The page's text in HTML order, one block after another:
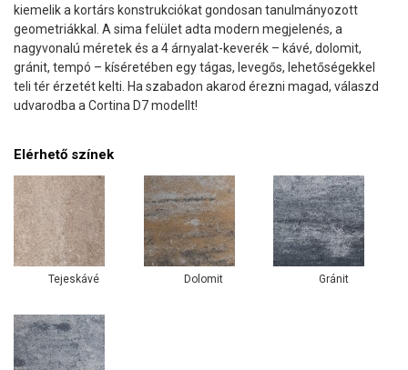
kiemelik a kortárs konstrukciókat gondosan tanulmányozott
geometriákkal. A sima felület adta modern megjelenés, a
nagyvonalú méretek és a 4 árnyalat-keverék – kávé, dolomit,
gránit, tempó – kíséretében egy tágas, levegős, lehetőségekkel
teli tér érzetét kelti. Ha szabadon akarod érezni magad, válaszd
udvarodba a Cortina D7 modellt!
Elérhető színek
Tejeskávé Dolomit Gránit